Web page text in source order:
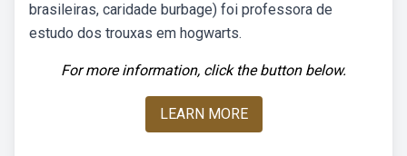
brasileiras, caridade burbage) foi professora de
estudo dos trouxas em hogwarts.
For more information, click the button below.
LEARN MORE